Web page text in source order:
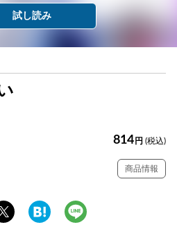
試し読み
814 円 (税込)
商品情報